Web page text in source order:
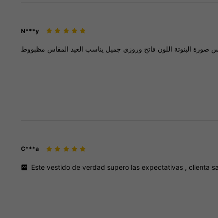
N***y
صورة البنوتة اللون فاتح وروزي جميل يناسب العيد المقاس مظبووط
C***a
Estevestidodeverdad supero lasexpectativas ,clienta